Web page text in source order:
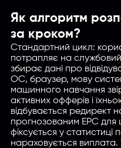
Введите
Як алгоритм
за кроком?
Стандартний цикл:
потрапляє на
збирає дані про
ОС, браузер, мову
машинного навчання
активних офферів і
відбувається редирект
прогнозованим EPC для
фіксується у
нараховується